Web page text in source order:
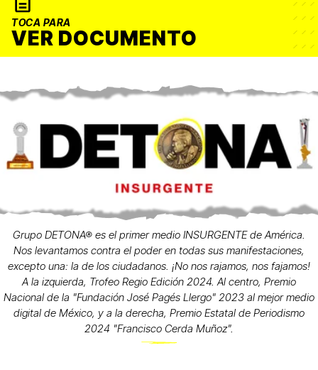
TOCA PARA
VER DOCUMENTO
Grupo DETONA® es el primer medio INSURGENTE de América.
Nos levantamos contra el poder en todas sus manifestaciones,
excepto una: la de los ciudadanos. ¡No nos rajamos, nos fajamos!
A la izquierda, Trofeo Regio Edición 2024. Al centro, Premio
Nacional de la "Fundación José Pagés Llergo" 2023 al mejor medio
digital de México, y a la derecha, Premio Estatal de Periodismo
2024 "Francisco Cerda Muñoz".